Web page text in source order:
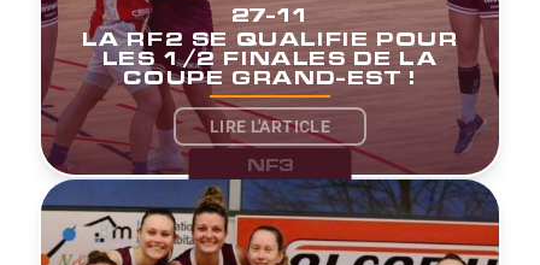
27-11
LA RF2 SE QUALIFIE POUR
LES 1/2 FINALES DE LA
COUPE GRAND-EST !
LIRE L'ARTICLE
NF3